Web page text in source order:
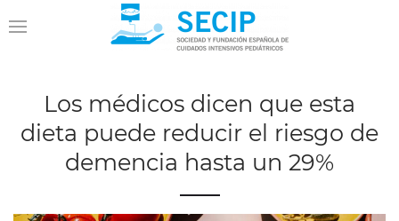
Los médicos dicen que esta
dieta puede reducir el riesgo de
demencia hasta un 29%